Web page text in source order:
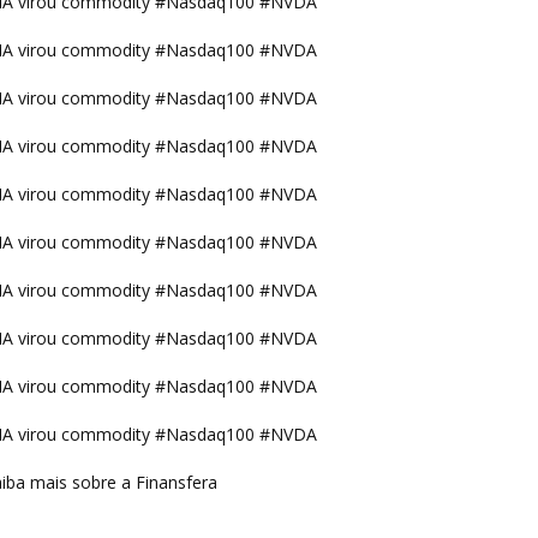
virou commodity #Nasdaq100 #NVDA
virou commodity #Nasdaq100 #NVDA
virou commodity #Nasdaq100 #NVDA
virou commodity #Nasdaq100 #NVDA
virou commodity #Nasdaq100 #NVDA
virou commodity #Nasdaq100 #NVDA
virou commodity #Nasdaq100 #NVDA
virou commodity #Nasdaq100 #NVDA
virou commodity #Nasdaq100 #NVDA
mais sobre a Finansfera